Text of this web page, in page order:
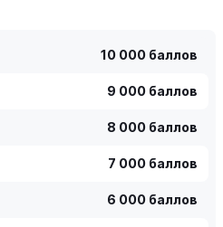
10 000 баллов
9 000 баллов
8 000 баллов
7 000 баллов
6 000 баллов